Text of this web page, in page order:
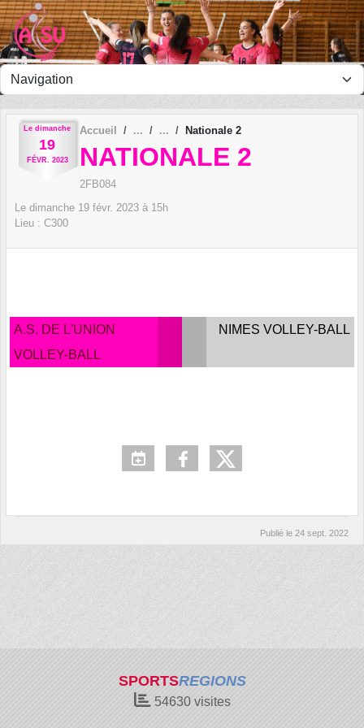
Le dimanche
19
FÉVR. 2023
Accueil Nationale 2
NATIONALE 2
2FB084
Le dimanche 19 févr. 2023 à 15h
Lieu : C300
A.S. DE L'UNION
VOLLEY-BALL
NIMES VOLLEY-BALL
Publié le 24 sept. 2022
SPORTSREGIONS
54630visites
Panneau de gestion des cookies